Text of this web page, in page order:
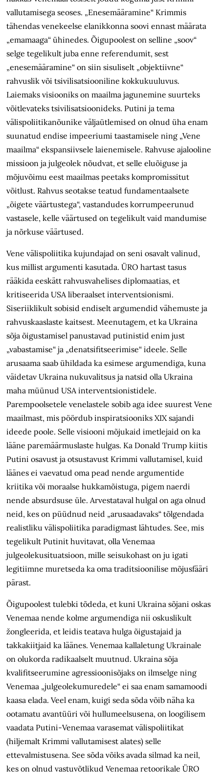
vallutamisega seoses. „Enesemääramine“ Krimmis
tähendas venekeelse elanikkonna soovi ennast määrata
„emamaaga“ ühinedes. Õigupoolest on selline „soov“
selge tegelikult juba enne referendumit, sest
„enesemääramine“ on siin sisuliselt „objektiivne“
rahvuslik või tsivilisatsiooniline kokkukuuluvus.
Laiemaks visiooniks on maailma jagunemine suurteks
võitlevateks tsivilisatsioonideks. Putini ja tema
välispoliitikanõunike väljaütlemised on olnud üha enam
suunatud endise impeeriumi taastamisele ning „Vene
maailma“ ekspansiivsele laienemisele. Rahvuse ajalooline
missioon ja julgeolek nõudvat, et selle eluõiguse ja
mõjuvõimu eest maailmas peetaks kompromissitut
võitlust. Rahvus seotakse teatud fundamentaalsete
„õigete väärtustega“, vastandudes korrumpeerunud
vastasele, kelle väärtused on tegelikult vaid mandumise
ja nõrkuse väärtused.
Vene välispoliitika kujundajad on seni osavalt valinud,
kus millist argumenti kasutada. ÜRO hartast tasus
rääkida eeskätt rahvusvahelises diplomaatias, et
kritiseerida USA liberaalset interventsionismi.
Siseriiklikult sobisid endiselt argumendid vähemuste ja
rahvuskaaslaste kaitsest. Meenutagem, et ka Ukraina
sõja õigustamisel panustavad putinistid enim just
„vabastamise“ ja „denatsifitseerimise“ ideele. Selle
arusaama saab ühildada ka esimese argumendiga, kuna
väidetav Ukraina nukuvalitsus ja natsid olla Ukraina
maha müünud USA interventsionistidele.
Parempoolsetele venelastele sobib aga idee suurest Vene
maailmast, mis pöördub inspiratsiooniks XIX sajandi
ideede poole. Selle visiooni mõjukaid imetlejaid on ka
lääne paremäärmuslaste hulgas. Ka Donald Trump kiitis
Putini osavust ja otsustavust Krimmi vallutamisel, kuid
läänes ei vaevatud oma pead nende argumentide
kriitika või moraalse hukkamõistuga, pigem naerdi
nende absurdsuse üle. Arvestataval hulgal on aga olnud
neid, kes on püüdnud neid „arusaadavaks“ tõlgendada
realistliku välispoliitika paradigmast lähtudes. See, mis
tegelikult Putinit huvitavat, olla Venemaa
julgeolekusituatsioon, mille seisukohast on ju igati
legitiimne muretseda ka oma traditsioonilise mõjusfääri
pärast.
Õigupoolest tulebki tõdeda, et kuni Ukraina sõjani oskas
Venemaa nende kolme argumendiga nii oskuslikult
žongleerida, et leidis teatava hulga õigustajaid ja
takkakiitjaid ka läänes. Venemaa kallaletung Ukrainale
on olukorda radikaalselt muutnud. Ukraina sõja
kvalifitseerumine agressiooni­sõjaks on ilmselge ning
Venemaa „julgeoleku­muredele“ ei saa enam samamoodi
kaasa elada. Veel enam, kuigi seda sõda võib näha ka
ootamatu avantüüri või hullumeelsusena, on loogilisem
vaadata Putini-Venemaa varasemat välis­poliitikat
(hiljemalt Krimmi vallutamisest alates) selle
ettevalmistusena. See sõda võiks avada silmad ka neil,
kes on olnud vastuvõtlikud Venemaa retoorikale ÜRO